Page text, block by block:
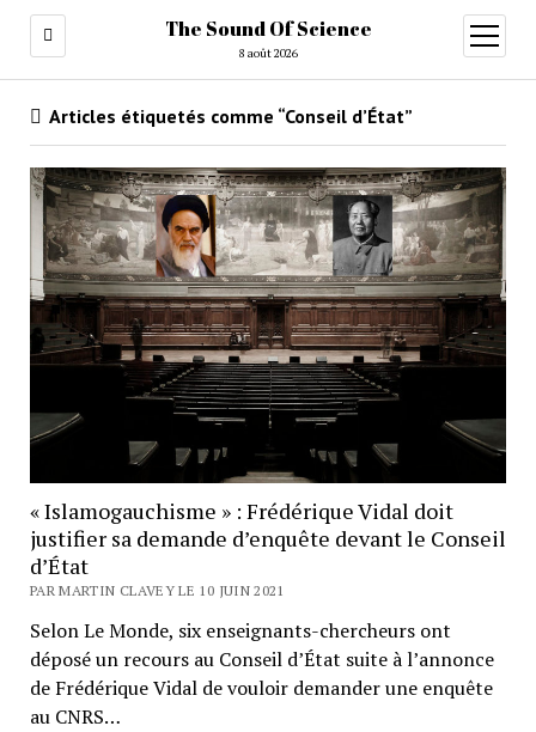
The Sound Of Science
8 août 2026
ouvrir
menu
Articles étiquetés comme “Conseil d’État”
« Islamogauchisme » : Frédérique Vidal doit
justifier sa demande d’enquête devant le Conseil
d’État
PAR MARTIN CLAVEY LE 10 JUIN 2021
Selon Le Monde, six enseignants-chercheurs ont
déposé un recours au Conseil d’État suite à l’annonce
de Frédérique Vidal de vouloir demander une enquête
au CNRS…